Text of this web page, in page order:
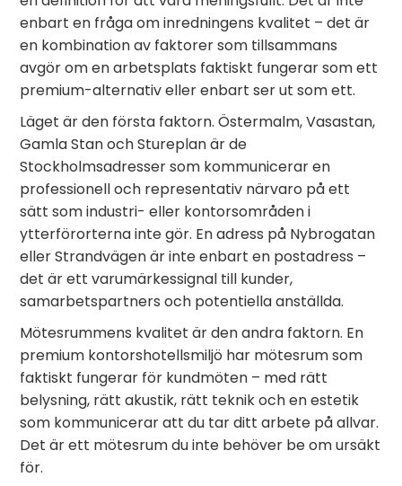
enbart en fråga om inredningens kvalitet – det är
en kombination av faktorer som tillsammans
avgör om en arbetsplats faktiskt fungerar som ett
premium-alternativ eller enbart ser ut som ett.
Läget är den första faktorn. Östermalm, Vasastan,
Gamla Stan och Stureplan är de
Stockholmsadresser som kommunicerar en
professionell och representativ närvaro på ett
sätt som industri- eller kontorsområden i
ytterförorterna inte gör. En adress på Nybrogatan
eller Strandvägen är inte enbart en postadress –
det är ett varumärkessignal till kunder,
samarbetspartners och potentiella anställda.
Mötesrummens kvalitet är den andra faktorn. En
premium kontorshotellsmiljö har mötesrum som
faktiskt fungerar för kundmöten – med rätt
belysning, rätt akustik, rätt teknik och en estetik
som kommunicerar att du tar ditt arbete på allvar.
Det är ett mötesrum du inte behöver be om ursäkt
för.